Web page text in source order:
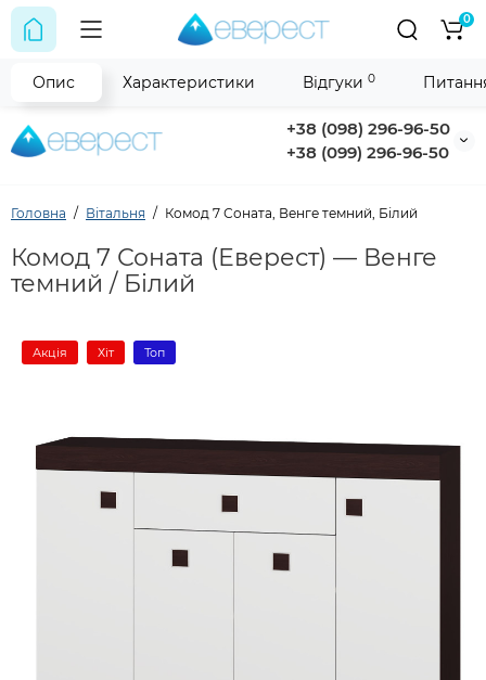
+38 (098) 296-96-50
+38 (099) 296-96-50
0
Головна Вітальня Комод 7 Соната, Венге темний, Білий
Комод 7 Соната (Еверест) — Венге
темний / Білий
Акція Хіт Топ
Опис Характеристики Відгуки 0